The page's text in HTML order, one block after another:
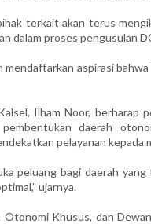
terkait akan terus
dalam proses pengusulan
aspirasi
Ilham Noor,
daerah
pelayanan kepada
peluang bagi daerah
ujarnya.
Khusus, dan